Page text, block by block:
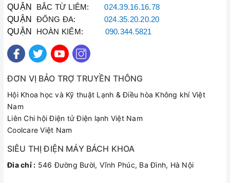
QUẬN BẮC TỪ LIÊM:024.39.16.16.78
QUẬN ĐỐNG ĐA: 024.35.20.20.20
QUẬN HOÀN KIẾM: 090.344.5821
ĐƠN VỊ BẢO TRỢ TRUYỀN THÔNG
Hội Khoa học và Kỹ thuật Lạnh & Điều hòa Không khí Việt
Nam
Liên Chi hội Điện tử Điện lạnh Việt Nam
Coolcare Việt Nam
SIÊU THỊ ĐIỆN MÁY BÁCH KHOA
Đia chỉ : 546 Đường Bười, Vĩnh Phúc, Ba Đình, Hà Nội